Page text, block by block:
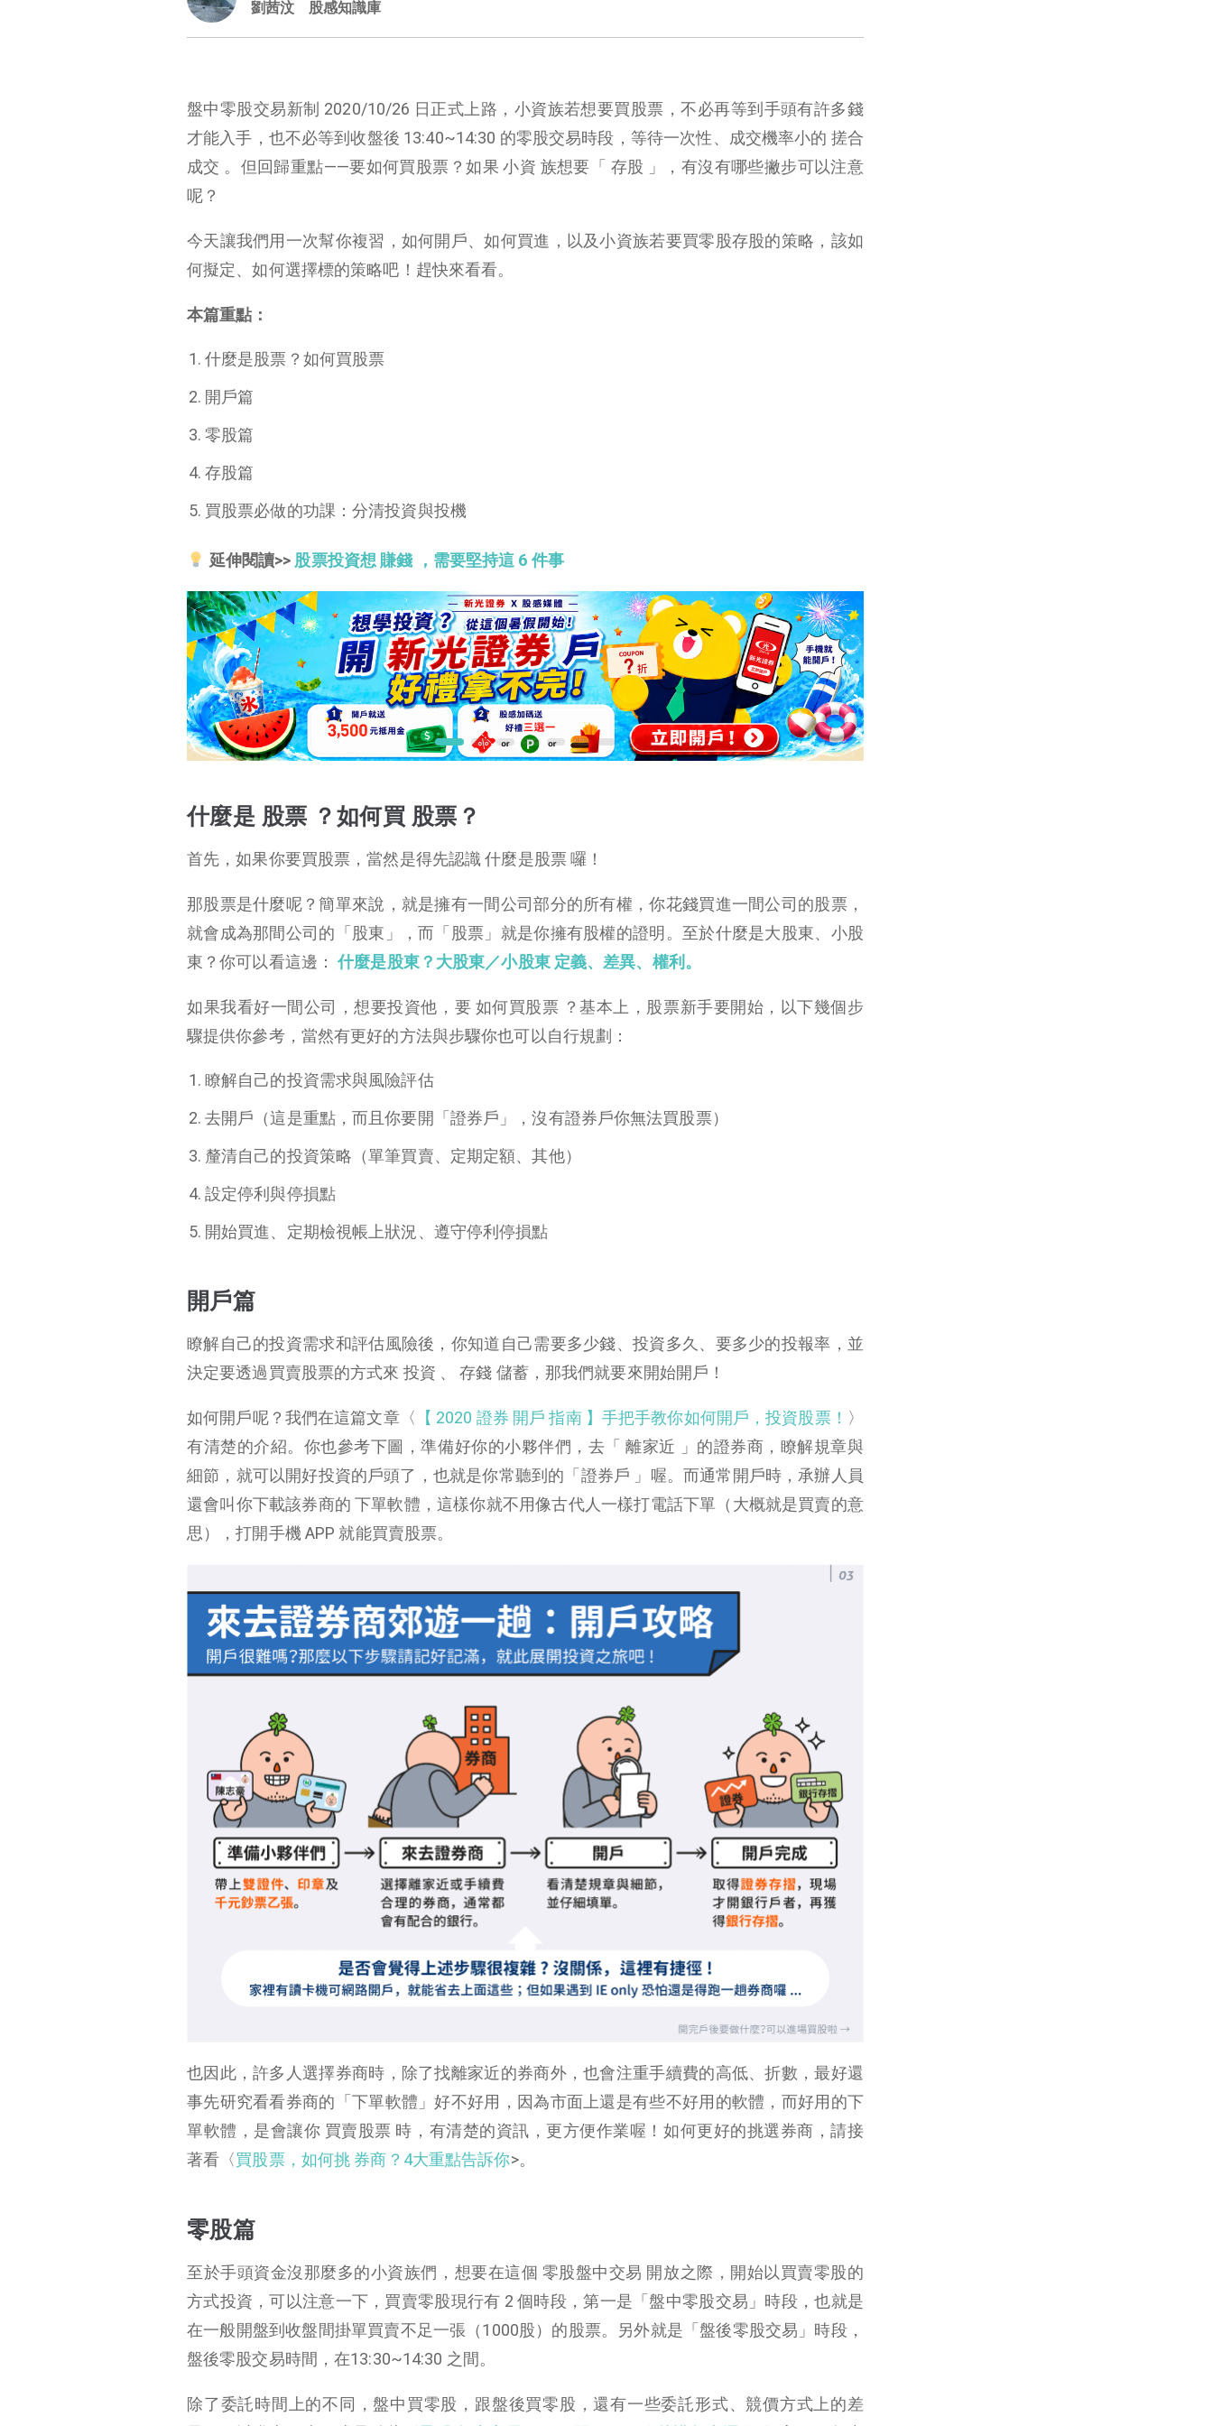
劉茜汶 股感知識庫
盤中零股交易新制 2020/10/26 日正式上路，小資族若想要買股票，不必再等到手頭有許多錢
才能入手，也不必等到收盤後 13:40~14:30 的零股交易時段，等待一次性、成交機率小的 搓合
成交 。但回歸重點——要如何買股票？如果 小資 族想要「 存股 」，有沒有哪些撇步可以注意
呢？
今天讓我們用一次幫你複習，如何開戶、如何買進，以及小資族若要買零股存股的策略，該如
何擬定、如何選擇標的策略吧！趕快來看看。
本篇重點：
什麼是股票？如何買股票
開戶篇
零股篇
存股篇
買股票必做的功課：分清投資與投機
延伸閱讀>> 股票投資想 賺錢 ，需要堅持這 6 件事
什麼是 股票 ？如何買 股票？
首先，如果你要買股票，當然是得先認識 什麼是股票 囉！
那股票是什麼呢？簡單來說，就是擁有一間公司部分的所有權，你花錢買進一間公司的股票，
就會成為那間公司的「股東」，而「股票」就是你擁有股權的證明。至於什麼是大股東、小股
東？你可以看這邊： 什麼是股東？大股東／小股東 定義、差異、權利。
如果我看好一間公司，想要投資他，要 如何買股票 ？基本上，股票新手要開始，以下幾個步
驟提供你參考，當然有更好的方法與步驟你也可以自行規劃：
瞭解自己的投資需求與風險評估
去開戶（這是重點，而且你要開「證券戶」，沒有證券戶你無法買股票）
釐清自己的投資策略（單筆買賣、定期定額、其他）
設定停利與停損點
開始買進、定期檢視帳上狀況、遵守停利停損點
開戶篇
瞭解自己的投資需求和評估風險後，你知道自己需要多少錢、投資多久、要多少的投報率，並
決定要透過買賣股票的方式來 投資 、 存錢 儲蓄，那我們就要來開始開戶！
如何開戶呢？我們在這篇文章〈 【 2020 證券 開戶 指南 】手把手教你如何開戶，投資股票！ 〉
有清楚的介紹。你也參考下圖，準備好你的小夥伴們，去「 離家近 」的證券商，瞭解規章與
細節，就可以開好投資的戶頭了，也就是你常聽到的「證券戶 」喔。而通常開戶時，承辦人員
還會叫你下載該券商的 下單軟體，這樣你就不用像古代人一樣打電話下單（大概就是買賣的意
思），打開手機 APP 就能買賣股票。
也因此，許多人選擇券商時，除了找離家近的券商外，也會注重手續費的高低、折數，最好還
事先研究看看券商的「下單軟體」好不好用，因為市面上還是有些不好用的軟體，而好用的下
單軟體，是會讓你 買賣股票 時，有清楚的資訊，更方便作業喔！如何更好的挑選券商，請接
著看〈買股票，如何挑 券商？4大重點告訴你>。
零股篇
至於手頭資金沒那麼多的小資族們，想要在這個 零股盤中交易 開放之際，開始以買賣零股的
方式投資，可以注意一下，買賣零股現行有 2 個時段，第一是「盤中零股交易」時段，也就是
在一般開盤到收盤間掛單買賣不足一張（1000股）的股票。另外就是「盤後零股交易」時段，
盤後零股交易時間，在13:30~14:30 之間。
除了委託時間上的不同，盤中買零股，跟盤後買零股，還有一些委託形式、競價方式上的差